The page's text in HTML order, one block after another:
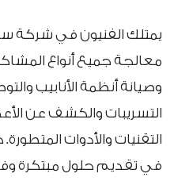
يمتلك الفنيون في شركة
معالجة جميع أنواع
وصيانة أنظمة الأنابيب
التسريبات والكشف عن
التقنيات والأدوات
في تقديم حلول مبتكرة